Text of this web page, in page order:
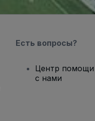
Есть вопросы?
Центр
с нами